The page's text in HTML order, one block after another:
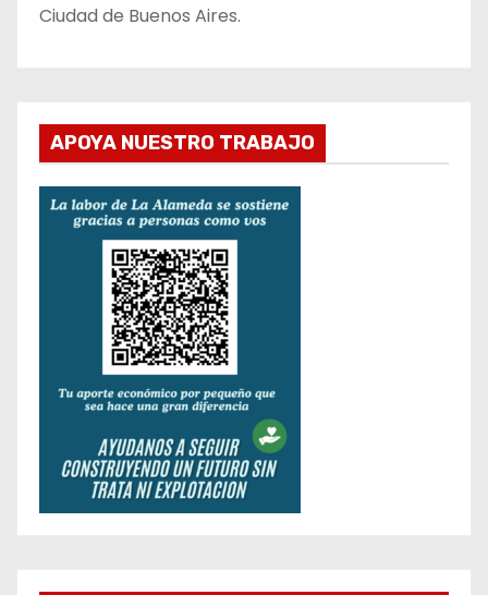
Ciudad de Buenos Aires.
APOYA NUESTRO TRABAJO